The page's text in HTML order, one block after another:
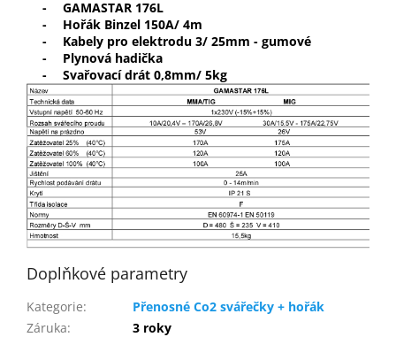
-
GAMASTAR 176L
-
Hořák Binzel 150A/ 4m
-
Kabely pro elektrodu 3/ 25mm - gumové
-
Plynová hadička
-
Svařovací drát 0,8mm/ 5kg
Doplňkové parametry
Kategorie:
Přenosné Co2 svářečky + hořák
Záruka:
3 roky